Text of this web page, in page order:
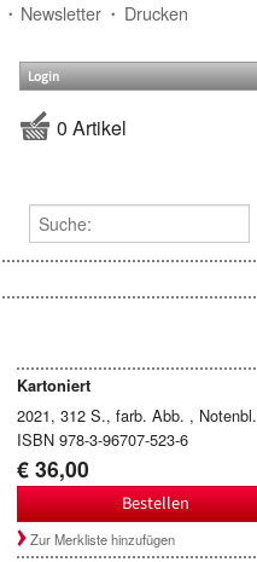
Newsletter Drucken
Login
0 Artikel
Kartoniert
2021, 312 S., farb. Abb. , Notenbl.
ISBN 978-3-96707-523-6
€ 36,00
Bestellen
Zur Merkliste hinzufügen